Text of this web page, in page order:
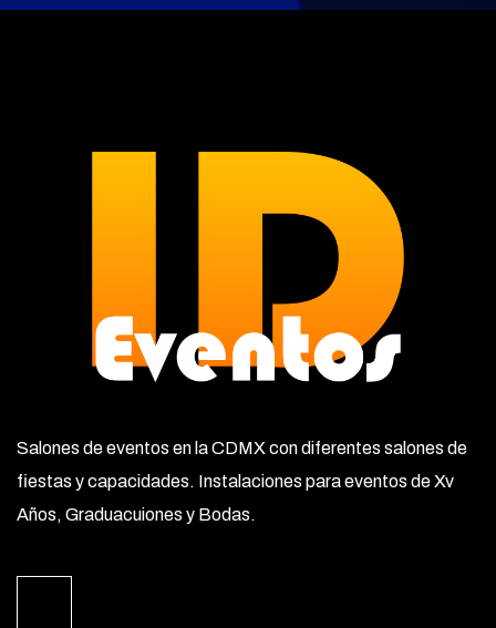
Salones de eventos en la CDMX con diferentes salones de
fiestas y capacidades. Instalaciones para eventos de Xv
Años, Graduacuiones y Bodas.